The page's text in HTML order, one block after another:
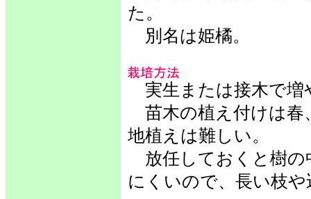
た。
別名は姫橘。
実生または接木で増
苗木の植え付けは春
地植えは難しい。
放任しておくと樹の
にくいので、長い枝